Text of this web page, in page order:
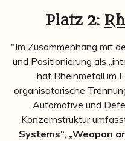
Platz 2:
"Im Zusammenhang mit
und Positionierung als
hat Rheinmetall im
organisatorische
Automotive und
Konzernstruktur
Systems“, „Weapon